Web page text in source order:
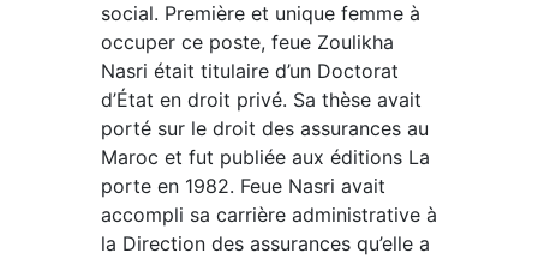
social. Première et unique femme à
occuper ce poste, feue Zoulikha
Nasri était titulaire d’un Doctorat
d’État en droit privé. Sa thèse avait
porté sur le droit des assurances au
Maroc et fut publiée aux éditions La
porte en 1982. Feue Nasri avait
accompli sa carrière administrative à
la Direction des assurances qu’elle a